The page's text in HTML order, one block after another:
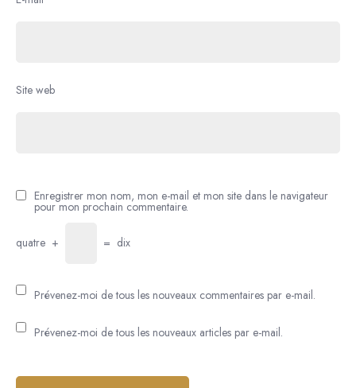
Site web
Enregistrer mon nom, mon e-mail et mon site dans le navigateur
pour mon prochain commentaire.
quatre + = dix
Prévenez-moi de tous les nouveaux commentaires par e-mail.
Prévenez-moi de tous les nouveaux articles par e-mail.